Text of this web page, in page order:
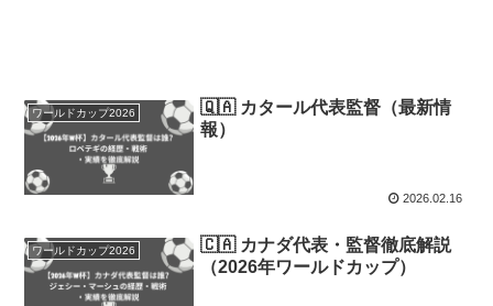
ワールドカップ2026
🇶🇦 カタール代表監督（最新情
報）
2026.02.16
ワールドカップ2026
🇨🇦 カナダ代表・監督徹底解説
（2026年ワールドカップ）